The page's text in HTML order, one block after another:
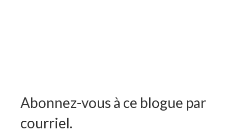
Abonnez-vous à ce blogue par
courriel.